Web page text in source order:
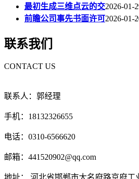
最初生成三维点云的交2026-01-
前瞻公司事先书面许可2026-01-
联系我们
CONTACT US
联系人：郭经理
手机：18132326655
电话：0310-6566620
邮箱：441520902@qq.com